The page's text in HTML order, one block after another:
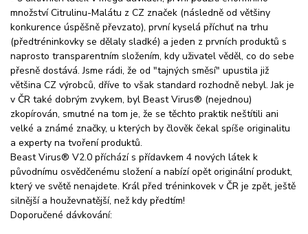
množství Citrulinu-Malátu z CZ značek (následně od většiny
konkurence úspěšně převzato), první kyselá příchuť na trhu
(předtréninkovky se dělaly sladké) a jeden z prvních produktů s
naprosto transparentním složením, kdy uživatel věděl, co do sebe
přesně dostává. Jsme rádi, že od "tajných směsí" upustila již
většina CZ výrobců, dříve to však standard rozhodně nebyl. Jak je
v ČR také dobrým zvykem, byl Beast Virus® (nejednou)
zkopírován, smutné na tom je, že se těchto praktik neštítili ani
velké a známé značky, u kterých by člověk čekal spíše originalitu
a experty na tvoření produktů.
Beast Virus® V2.0 příchází s přídavkem 4 nových látek k
původnímu osvědčenému složení a nabízí opět originální produkt,
který ve světě nenajdete. Král před tréninkovek v ČR je zpět, ještě
silnější a houževnatější, než kdy předtím!
Doporučené dávkování: